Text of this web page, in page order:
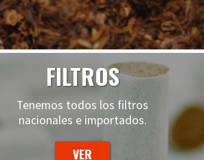
FILTROS
Tenemos todos los filtros
nacionales e importados.